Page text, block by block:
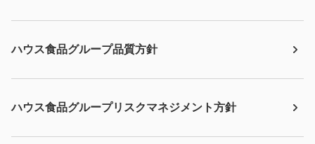
ハウス食品グループ品質方針
ハウス食品グループリスクマネジメント方針